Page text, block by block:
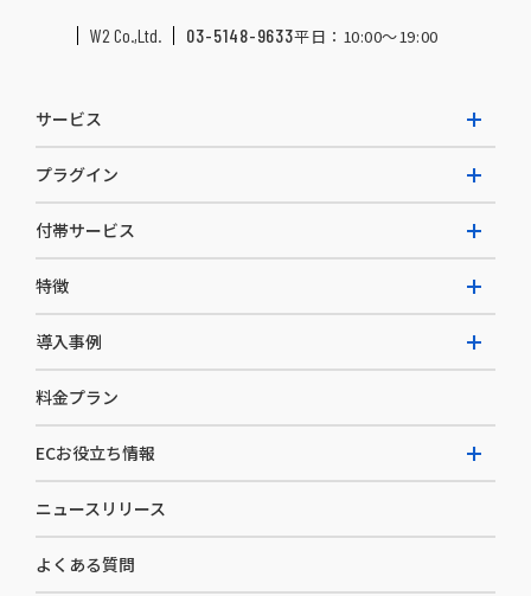
W2 Co.,Ltd. 03-5148-9633平日：10:00〜19:00
サービス
W2 Commerce Repeat
W2 Commerce BtoB
W2 Commerce Asia
プラグイン
AI buddy
付帯サービス
EC運用構築支援・運用支援
カスタマーサクセス
セキュリティ
デザイン制作
コンサルティング
特徴
選ばれる理由
開発体制
導入事例
導入企業一覧
料金プラン
ECお役立ち情報
お役立ち資料
ニュースリリース
よくある質問